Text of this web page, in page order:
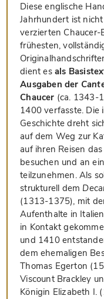
Diese englische
Jahrhundert ist
verzierten Chaucer-
frühesten,
dient es als
Ausgaben der
Chaucer (ca. 1343-
1400 verfasste. Die
Geschichte dreht
auf dem Weg zur
auf ihren Reisen
besuchen und an
teilzunehmen. Als
strukturell dem
(1313-1375), mit
Aufenthalte in
in Kontakt
und 1410
dem ehemaligen
Thomas Egerton
Viscount Brackley
Königin Elizabeth I.